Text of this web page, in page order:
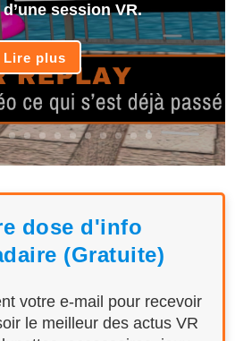
session VR.
Lire plus
dose d'info
(Gratuite)
votre e-mail pour recevoir
le meilleur des actus VR